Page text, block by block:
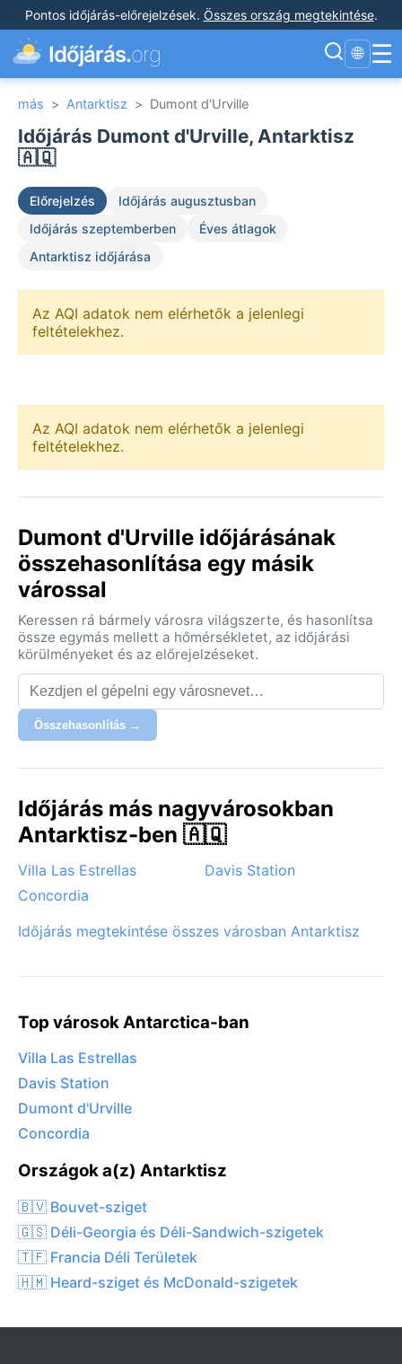
Pontos időjárás-előrejelzések. Összes ország megtekintése.
Időjárás.org 🌐 ☰
más > Antarktisz > Dumont d'Urville
Időjárás Dumont d'Urville, Antarktisz
🇦🇶
Előrejelzés
Időjárás augusztusban
Időjárás szeptemberben
Éves átlagok
Antarktisz időjárása
Az AQI adatok nem elérhetők a jelenlegi
feltételekhez.
Az AQI adatok nem elérhetők a jelenlegi
feltételekhez.
Dumont d'Urville időjárásának
összehasonlítása egy másik
várossal
Keressen rá bármely városra világszerte, és hasonlítsa
össze egymás mellett a hőmérsékletet, az időjárási
körülményeket és az előrejelzéseket.
Összehasonlítás →
Időjárás más nagyvárosokban
Antarktisz-ben 🇦🇶
Villa Las Estrellas
Davis Station
Concordia
Időjárás megtekintése összes városban Antarktisz
Top városok Antarctica-ban
Villa Las Estrellas
Davis Station
Dumont d'Urville
Concordia
Országok a(z) Antarktisz
🇧🇻 Bouvet-sziget
🇬🇸 Déli-Georgia és Déli-Sandwich-szigetek
🇹🇫 Francia Déli Területek
🇭🇲 Heard-sziget és McDonald-szigetek